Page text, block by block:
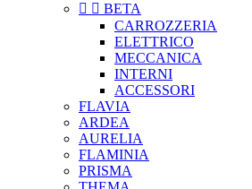
  BETA
CARROZZERIA
ELETTRICO
MECCANICA
INTERNI
ACCESSORI
FLAVIA
ARDEA
AURELIA
FLAMINIA
PRISMA